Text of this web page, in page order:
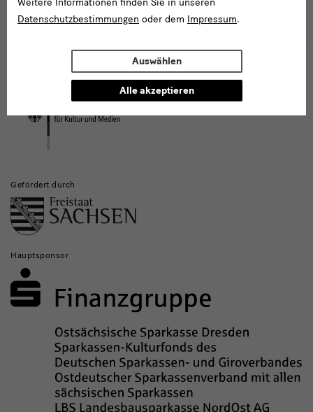
Datenschutzbestimmungen oder dem Impressum.
Auswählen
Alle akzeptieren
Institutionen
Webpräsenz gefördert von der Beauftragten der Bundesregierung für
Ostdeutschland)
Gefördert durch
Hauptsponsor